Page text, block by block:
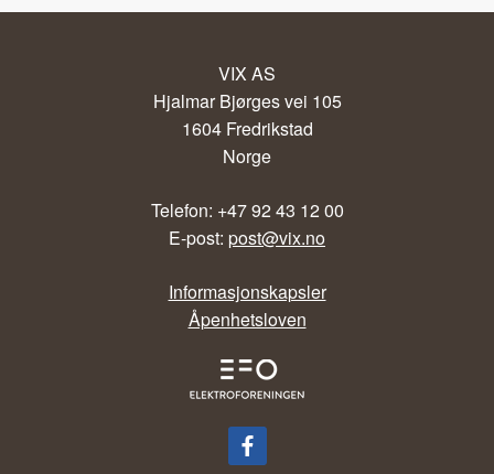
VIX AS
Hjalmar Bjørges vei 105
1604 Fredrikstad
Norge
Telefon: +47 92 43 12 00
E-post: post@vix.no
Informasjonskapsler
Åpenhetsloven